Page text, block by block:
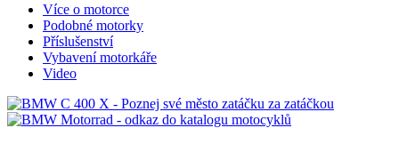
Více o motorce
Podobné motorky
Příslušenství
Vybavení motorkáře
Video